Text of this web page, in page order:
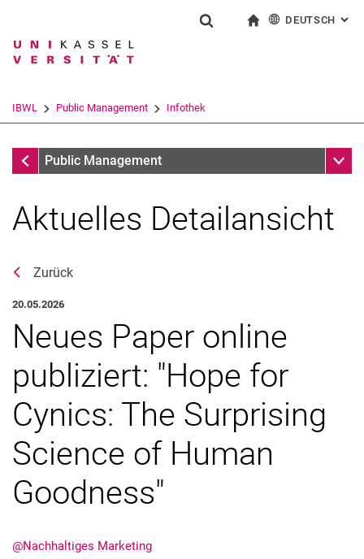
Springe direkt zu: Inhalt
Springe direkt zu: Suche
Springe direkt zu:
Suchbegriff
Suchen (öffnet externen Link in einem
DEUTSCH :
IBWL Public Management Infothek
InfothekPublic Management
Aktuelles
Stellenangebote
Aktuelles Detailansicht
Zurück
20.05.2026
Neues Paper online
publiziert: "Hope for
Cynics: The Surprising
Science of Human
Goodness"
@Nachhaltiges Marketing